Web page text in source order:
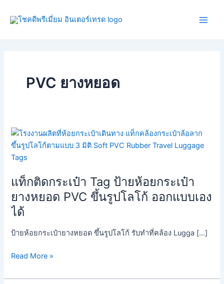
PVC ยางหยอด
แท็กติดกระเป๋า Tag ป้ายห้อยกระเป๋า
ยางหยอด PVC ขึ้นรูปโลโก้ ออกแบบเอง
ได้
ป้ายห้อยกระเป๋ายางหยอด ขึ้นรูปโลโก้ รับทำที่คล้อง Lugga […]
แท็ก
ติด
กระเป๋า
ป้าย
ห้อย
กระเป๋า
ยาง
หยอด
ขึ้น
โลโก้
Read More »